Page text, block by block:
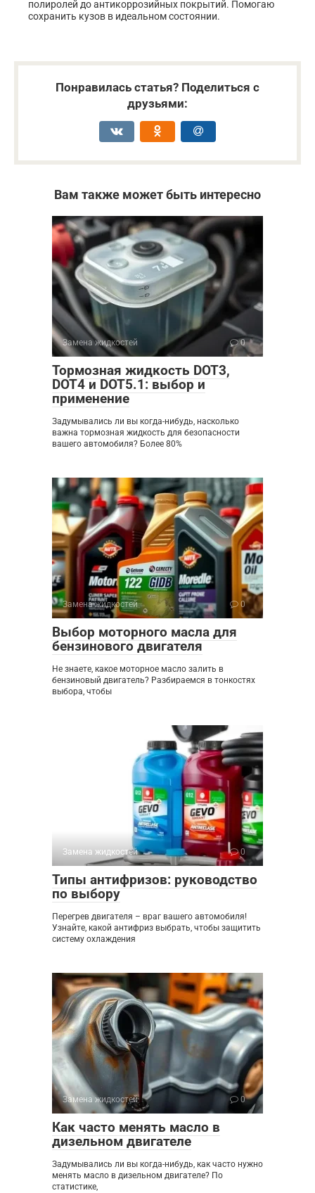
полиролей до антикоррозийных покрытий. Помогаю
сохранить кузов в идеальном состоянии.
Понравилась статья? Поделиться с
друзьями:
Вам также может быть интересно
Замена жидкостей 0
Тормозная жидкость DOT3,
DOT4 и DOT5.1: выбор и
применение
Задумывались ли вы когда-нибудь, насколько
важна тормозная жидкость для безопасности
вашего автомобиля? Более 80%
Замена жидкостей 0
Выбор моторного масла для
бензинового двигателя
Не знаете, какое моторное масло залить в
бензиновый двигатель? Разбираемся в тонкостях
выбора, чтобы
Замена жидкостей 0
Типы антифризов: руководство
по выбору
Перегрев двигателя – враг вашего автомобиля!
Узнайте, какой антифриз выбрать, чтобы защитить
систему охлаждения
Замена жидкостей 0
Как часто менять масло в
дизельном двигателе
Задумывались ли вы когда-нибудь, как часто нужно
менять масло в дизельном двигателе? По
статистике,